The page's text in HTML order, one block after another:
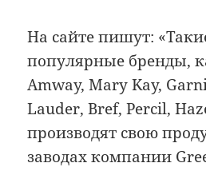
На сайте пишут:
популярные бренды,
Amway, Mary Kay,
Lauder, Bref, Percil,
производят свою
заводах компании